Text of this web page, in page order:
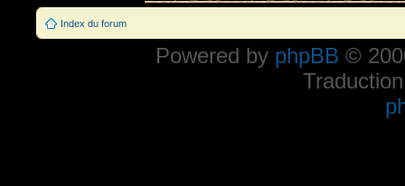
Index du forum
Powered by phpBB ©